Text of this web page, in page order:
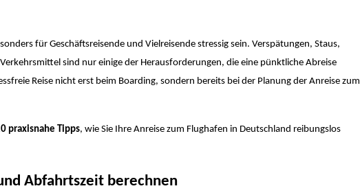
für Geschäftsreisende und Vielreisende stressig sein. Verspätungen, Staus,
sind nur einige der Herausforderungen, die eine pünktliche Abreise
Reise nicht erst beim Boarding, sondern bereits bei der Planung der Anreise zum
praxisnahe Tipps, wie Sie Ihre Anreise zum Flughafen in Deutschland reibungslos
Abfahrtszeit berechnen